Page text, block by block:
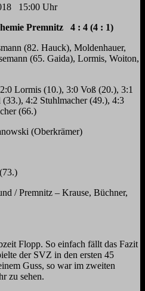
15:00 Uhr
Premnitz
4 : 4 (4 : 1)
(82. Hauck), Moldenhauer,
(65. Gaida), Lormis, Woiton,
Lormis (10.), 3:0 Voß (20.), 3:1
(33.), 4:2 Stuhlmacher (49.), 4:3
(66.)
(Oberkrämer)
/ Premnitz – Krause, Büchner,
Flopp. So einfach fällt das Fazit
der SVZ in den ersten 45
Guss, so war im zweiten
zu sehen.